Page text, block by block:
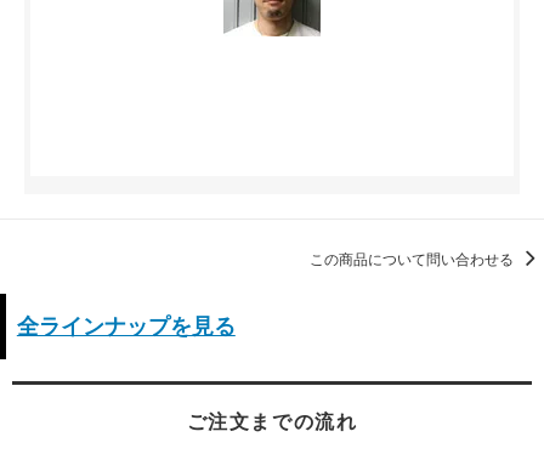
この商品について問い合わせる
全ラインナップを見る
ご注文までの流れ